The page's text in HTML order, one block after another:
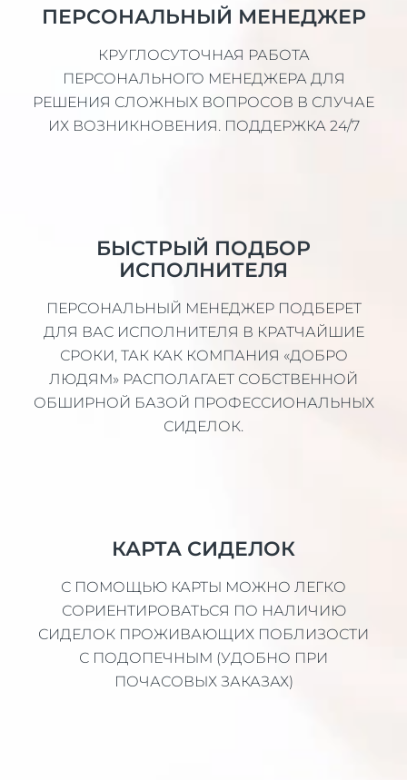
ПЕРСОНАЛЬНЫЙ МЕНЕДЖЕР
КРУГЛОСУТОЧНАЯ РАБОТА
ПЕРСОНАЛЬНОГО МЕНЕДЖЕРА ДЛЯ
РЕШЕНИЯ СЛОЖНЫХ ВОПРОСОВ В СЛУЧАЕ
ИХ ВОЗНИКНОВЕНИЯ. ПОДДЕРЖКА 24/7
БЫСТРЫЙ ПОДБОР
ИСПОЛНИТЕЛЯ
ПЕРСОНАЛЬНЫЙ МЕНЕДЖЕР ПОДБЕРЕТ
ДЛЯ ВАС ИСПОЛНИТЕЛЯ В КРАТЧАЙШИЕ
СРОКИ, ТАК КАК КОМПАНИЯ «ДОБРО
ЛЮДЯМ» РАСПОЛАГАЕТ СОБСТВЕННОЙ
ОБШИРНОЙ БАЗОЙ ПРОФЕССИОНАЛЬНЫХ
СИДЕЛОК.
КАРТА СИДЕЛОК
С ПОМОЩЬЮ КАРТЫ МОЖНО ЛЕГКО
СОРИЕНТИРОВАТЬСЯ ПО НАЛИЧИЮ
СИДЕЛОК ПРОЖИВАЮЩИХ ПОБЛИЗОСТИ
С ПОДОПЕЧНЫМ (УДОБНО ПРИ
ПОЧАСОВЫХ ЗАКАЗАХ)